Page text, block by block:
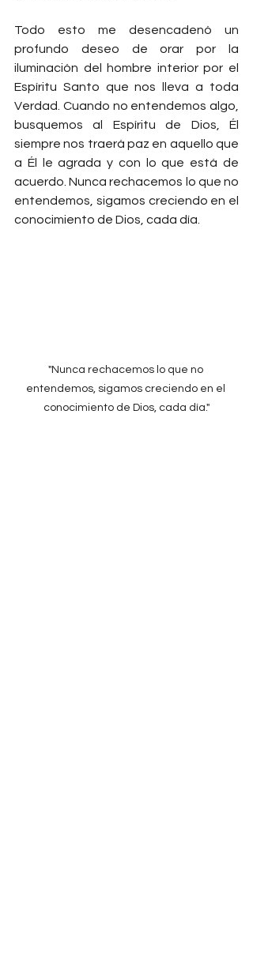
Todo esto me desencadenó un
profundo deseo de orar por la
iluminación del hombre interior por el
Espíritu Santo que nos lleva a toda
Verdad. Cuando no entendemos algo,
busquemos al Espíritu de Dios, Él
siempre nos traerá paz en aquello que
a Él le agrada y con lo que está de
acuerdo. Nunca rechacemos lo que no
entendemos, sigamos creciendo en el
conocimiento de Dios, cada día.
"Nunca rechacemos lo que no
entendemos, sigamos creciendo en el
conocimiento de Dios, cada día."